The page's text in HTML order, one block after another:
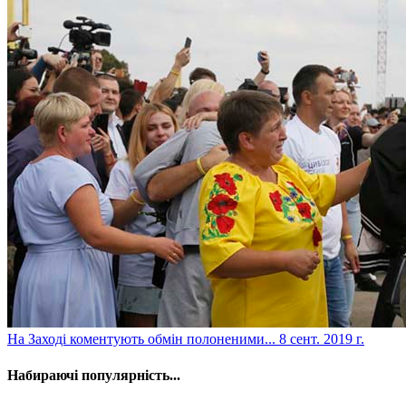
​На Заході коментують обмін полоненими... 8 сент. 2019 г.
Набираючі популярність...